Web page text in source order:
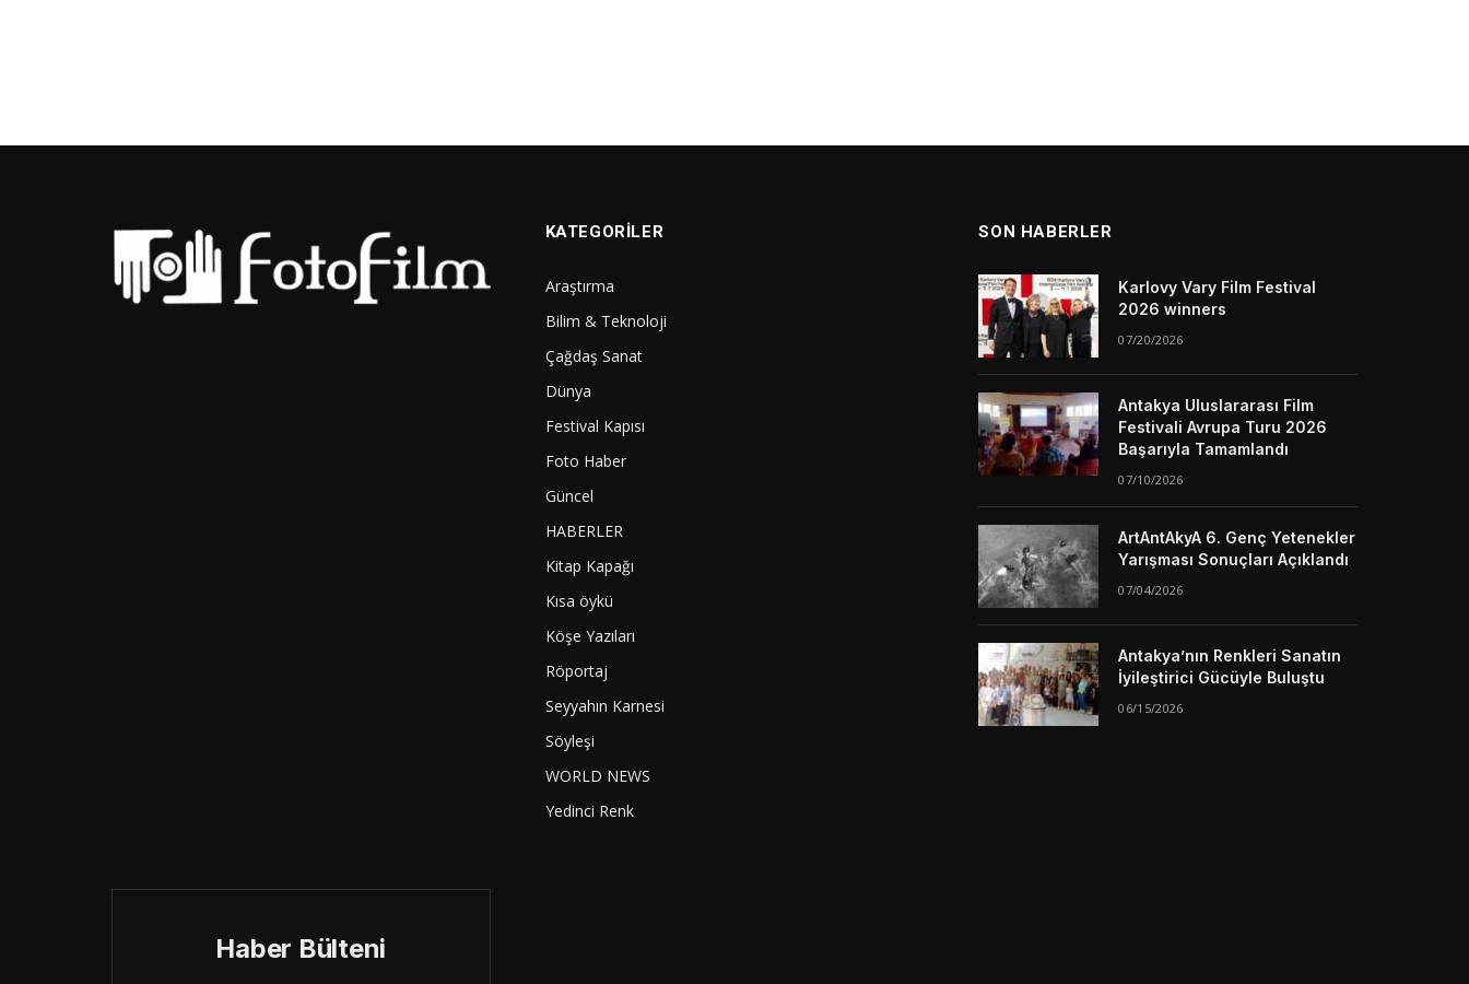
KATEGORILER
Araştırma
Bilim & Teknoloji
Çağdaş Sanat
Dünya
Festival Kapısı
Foto Haber
Güncel
HABERLER
Kitap Kapağı
Kısa öykü
Köşe Yazıları
Röportaj
Seyyahın Karnesi
Söyleşi
WORLD NEWS
Yedinci Renk
SON HABERLER
Karlovy Vary Film Festival
2026 winners
07/20/2026
Antakya Uluslararası Film
Festivali Avrupa Turu 2026
Başarıyla Tamamlandı
07/10/2026
ArtAntAkyA 6. Genç Yetenekler
Yarışması Sonuçları Açıklandı
07/04/2026
Antakya’nın Renkleri Sanatın
İyileştirici Gücüyle Buluştu
06/15/2026
Haber Bülteni